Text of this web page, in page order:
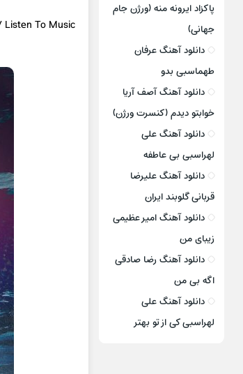
To Music
پاکزاد ایرونه منه (ورژن جام
جهانی)
دانلود آهنگ عرفان
طهماسبی بدو
دانلود آهنگ آصف آریا
خوابتو دیدم (کنسرت ورژن)
دانلود آهنگ علی
لهراسبی بی عاطفه
دانلود آهنگ علیرضا
قربانی گلوبند ایران
دانلود آهنگ امیر عظیمی
زیبای من
دانلود آهنگ رضا صادقی
اگه بی من
دانلود آهنگ علی
لهراسبی کی از تو ‌بهتر